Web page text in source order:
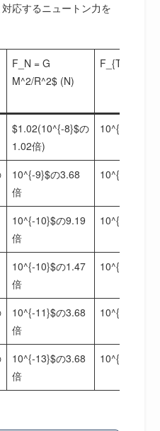
応するニュートン力を
F_N = G
M^2/R^2$ (N)
$1.02(10^{-8}$の
1.02倍)
10^{25}$の
10^{-9}$の3.68
倍
10^{25}$の
10^{-10}$の9.19
倍
10^{25}$の
10^{-10}$の1.47
倍
10^{25}$の
10^{-11}$の3.68
倍
10^{25}$の
10^{-13}$の3.68
倍
10^{25}$の